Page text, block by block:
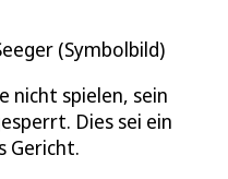
(Symbolbild)
nicht spielen, sein
Dies sei ein
Gericht.